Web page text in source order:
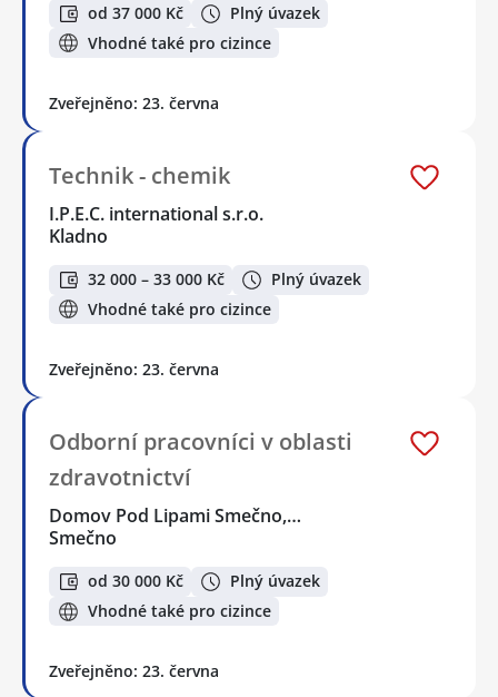
od 37 000 Kč
Plný úvazek
Vhodné také pro cizince
Zveřejněno: 23. června
Technik - chemik
I.P.E.C. international s.r.o.
Kladno
32 000 – 33 000 Kč
Plný úvazek
Vhodné také pro cizince
Zveřejněno: 23. června
Odborní pracovníci v oblasti
zdravotnictví
Domov Pod Lipami Smečno,…
Smečno
od 30 000 Kč
Plný úvazek
Vhodné také pro cizince
Zveřejněno: 23. června